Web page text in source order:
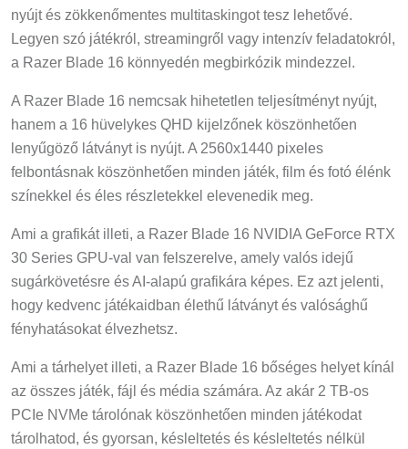
nyújt és zökkenőmentes multitaskingot tesz lehetővé.
Legyen szó játékról, streamingről vagy intenzív feladatokról,
a Razer Blade 16 könnyedén megbirkózik mindezzel.
A Razer Blade 16 nemcsak hihetetlen teljesítményt nyújt,
hanem a 16 hüvelykes QHD kijelzőnek köszönhetően
lenyűgöző látványt is nyújt. A 2560x1440 pixeles
felbontásnak köszönhetően minden játék, film és fotó élénk
színekkel és éles részletekkel elevenedik meg.
Ami a grafikát illeti, a Razer Blade 16 NVIDIA GeForce RTX
30 Series GPU-val van felszerelve, amely valós idejű
sugárkövetésre és AI-alapú grafikára képes. Ez azt jelenti,
hogy kedvenc játékaidban élethű látványt és valósághű
fényhatásokat élvezhetsz.
Ami a tárhelyet illeti, a Razer Blade 16 bőséges helyet kínál
az összes játék, fájl és média számára. Az akár 2 TB-os
PCIe NVMe tárolónak köszönhetően minden játékodat
tárolhatod, és gyorsan, késleltetés és késleltetés nélkül